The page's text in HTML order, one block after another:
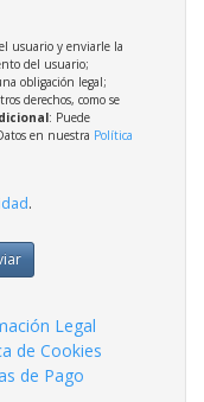
usuario y enviarle la
del usuario;
obligación legal;
derechos, como se
: Puede
en nuestra Política
.
Legal
de Cookies
de Pago